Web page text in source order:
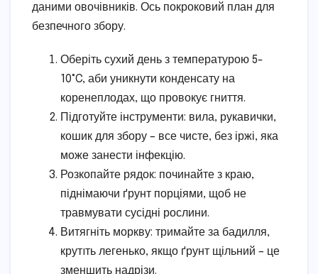
даними овочівників. Ось покроковий план для
безпечного збору.
Оберіть сухий день з температурою 5-
10°C, аби уникнути конденсату на
коренеплодах, що провокує гниття.
Підготуйте інструменти: вила, рукавички,
кошик для збору – все чисте, без іржі, яка
може занести інфекцію.
Розкопайте рядок: починайте з краю,
піднімаючи ґрунт порціями, щоб не
травмувати сусідні рослини.
Витягніть моркву: тримайте за бадилля,
крутıть легенько, якщо ґрунт щільний – це
зменшить надрізи.